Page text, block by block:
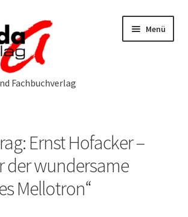
Menü
Ernst Hofacker –
der wundersame
Mellotron“